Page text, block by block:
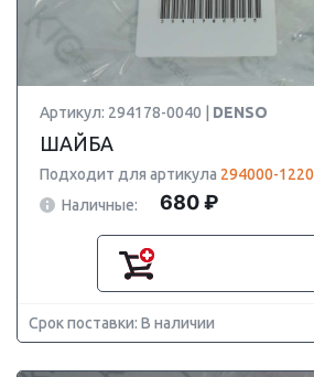
Артикул: 294178-0040 | DENSO
ШАЙБА
Подходит для артикула 294000-1220
Наличные:
680 ₽
Срок поставки: В наличии